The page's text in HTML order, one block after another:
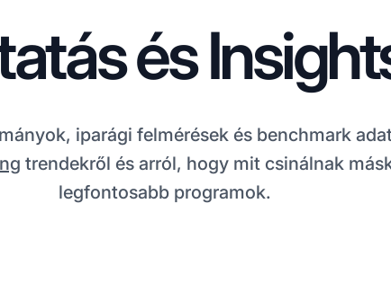
és
iparági felmérések és benchmark
trendekről és arról, hogy mit csinálnak
legfontosabb programok.